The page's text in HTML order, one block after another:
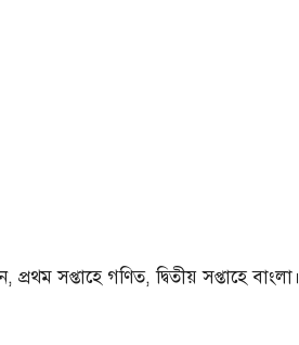
সপ্তাহে গণিত, দ্বিতীয় সপ্তাহে বাংলা।